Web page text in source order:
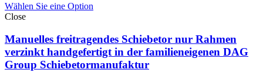
Wählen Sie eine Option
Close
Manuelles freitragendes Schiebetor nur Rahmen
verzinkt handgefertigt in der familieneigenen DAG
Group Schiebetormanufaktur